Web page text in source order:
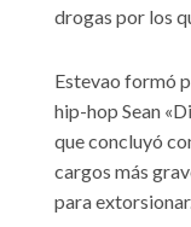
drogas por los
Estevao formó
hip-hop Sean
que concluyó
cargos más
para